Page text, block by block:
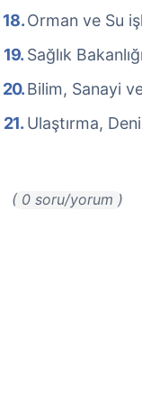
Orman ve Su
Sağlık Bakanlığı
Bilim, Sanayi
Ulaştırma,
( 0 soru/yorum )